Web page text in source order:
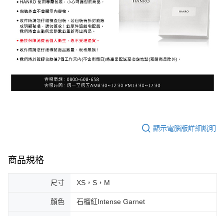
顯示電腦版詳細說明
商品規格
尺寸 XS，S，M
顏色 石榴紅Intense Garnet